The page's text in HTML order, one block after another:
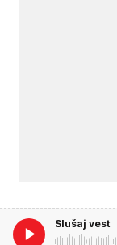
Slušaj vest